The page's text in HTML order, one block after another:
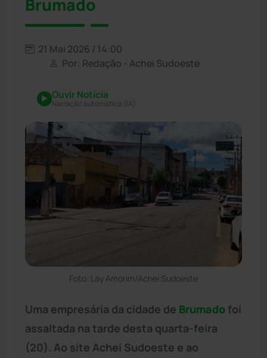
Brumado
21 Mai 2026 / 14:00
Por: Redação - Achei Sudoeste
Ouvir Notícia
Narração automática (IA)
Foto: Lay Amorim/Achei Sudoeste
Uma empresária da cidade de Brumado foi
assaltada na tarde desta quarta-feira
(20). Ao site Achei Sudoeste e ao